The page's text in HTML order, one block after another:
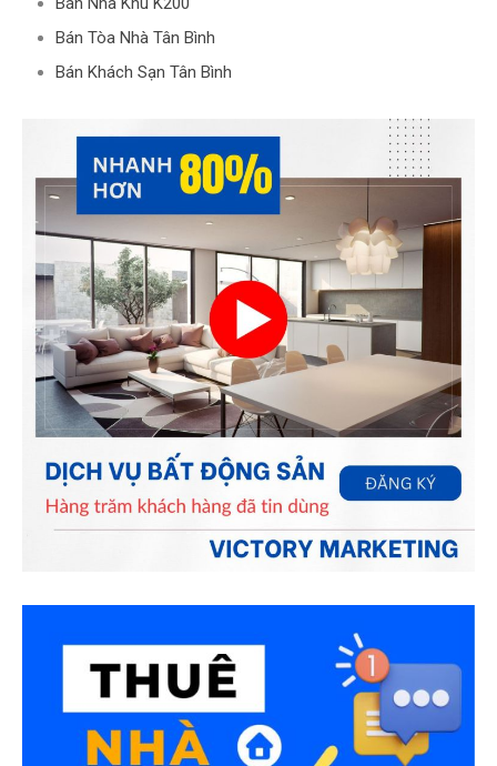
Bán Tòa Nhà Tân Bình
Bán Khách Sạn Tân Bình